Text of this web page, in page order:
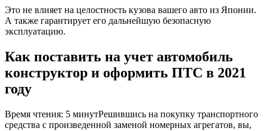
Это не влияет на целостность кузова вашего авто из Японии.
А также гарантирует его дальнейшую безопасную
эксплуатацию.
Как поставить на учет автомобиль
конструктор и оформить ПТС в 2021
году
Время чтения: 5 минутРешившись на покупку транспортного
средства с произведенной заменой номерных агрегатов, вы,